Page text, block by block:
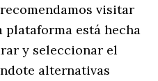
visitar
plataforma está hecha
y seleccionar el
alternativas